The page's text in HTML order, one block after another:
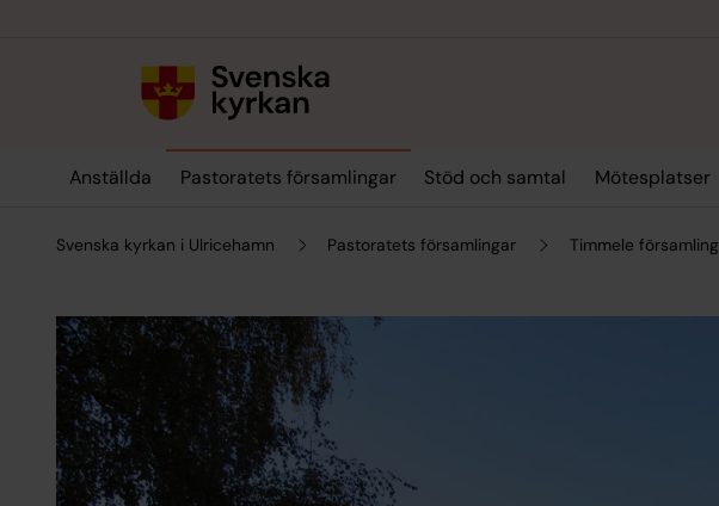
Anställda Pastoratets församlingar Stöd och samtal Mötesplatser
Svenska kyrkan i Ulricehamn Pastoratets församlingar Timmele församling